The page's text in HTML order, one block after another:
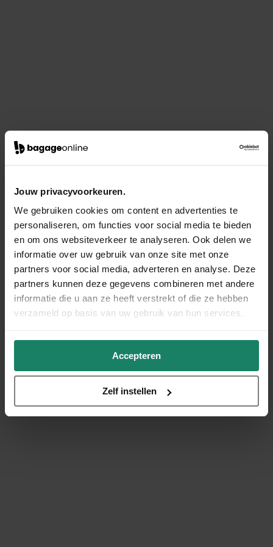
Jouw privacyvoorkeuren.
We gebruiken cookies om content en advertenties te
personaliseren, om functies voor social media te bieden
en om ons websiteverkeer te analyseren. Ook delen we
informatie over uw gebruik van onze site met onze
partners voor social media, adverteren en analyse. Deze
partners kunnen deze gegevens combineren met andere
informatie die u aan ze heeft verstrekt of die ze hebben
verzameld op basis van uw gebruik van hun services.
Accepteren
Zelf instellen